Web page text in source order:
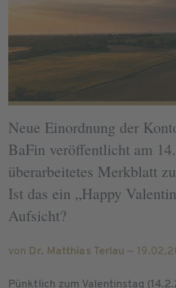
Neue Einordnung der
BaFin veröffentlicht am
überarbeitetes Merkblatt
Ist das ein „Happy
Aufsicht?
von Dr. Matthias Terlau —
Pünktlich zum Valentinstag